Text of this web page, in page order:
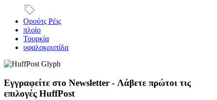
Ορούτς Ρέις
πλοίο
Τουρκία
υφαλοκρυπίδα
Εγγραφείτε στο Newsletter - Λάβετε πρώτοι τις
επιλογές HuffPost